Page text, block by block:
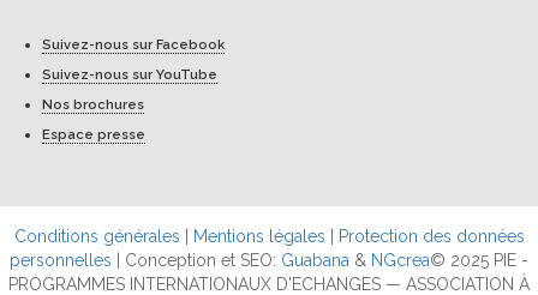
Suivez-nous sur Facebook
Suivez-nous sur YouTube
Nos brochures
Espace presse
Conditions générales Mentions légales
Protection des données
personnelles | Conception et SEO: Guabana & NGcrea© 2025 PIE -
PROGRAMMES INTERNATIONAUX D'ECHANGES — ASSOCIATION À